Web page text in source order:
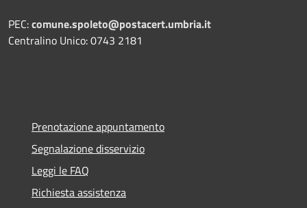
PEC:comune.spoleto@postacert.umbria.it
Centralino Unico: 0743 2181
Prenotazione appuntamento
Segnalazione disservizio
Leggi le FAQ
Richiesta assistenza